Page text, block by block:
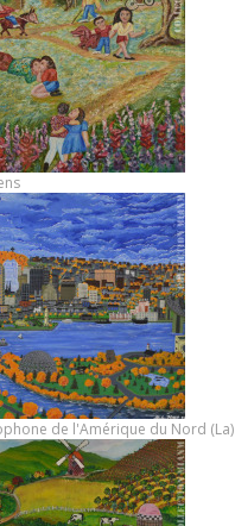
de l'Amérique du Nord (La)